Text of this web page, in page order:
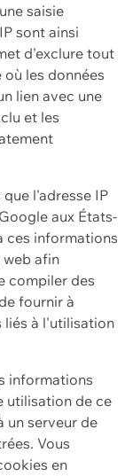
saisie
sont ainsi
d'exclure tout
où les données
lien avec une
et les
l'adresse IP
aux États-
ces informations
afin
compiler des
fournir à
liés à l'utilisation
informations
utilisation de ce
un serveur de
Vous
en